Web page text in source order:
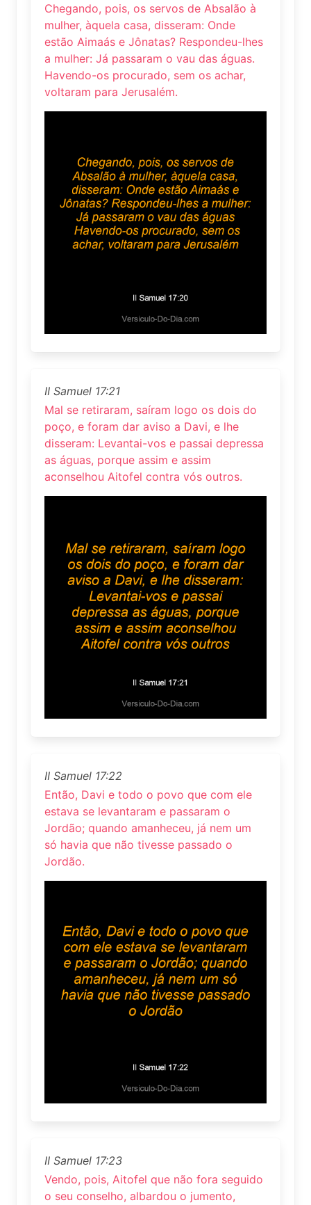
Chegando, pois, os servos de Absalão à
mulher, àquela casa, disseram: Onde
estão Aimaás e Jônatas? Respondeu-lhes
a mulher: Já passaram o vau das águas.
Havendo-os procurado, sem os achar,
voltaram para Jerusalém.
II Samuel 17:21
Mal se retiraram, saíram logo os dois do
poço, e foram dar aviso a Davi, e lhe
disseram: Levantai-vos e passai depressa
as águas, porque assim e assim
aconselhou Aitofel contra vós outros.
II Samuel 17:22
Então, Davi e todo o povo que com ele
estava se levantaram e passaram o
Jordão; quando amanheceu, já nem um
só havia que não tivesse passado o
Jordão.
II Samuel 17:23
Vendo, pois, Aitofel que não fora seguido
o seu conselho, albardou o jumento,